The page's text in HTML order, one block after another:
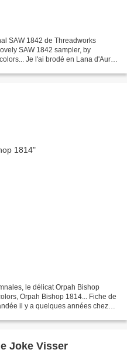
SAW 1842 de Threadworks
SAW 1842 sampler, by
Je l'ai brodé en Lana d'Aurifil
le délicat Orpah Bishop
Orpah Bishop 1814... Fiche de
il y a quelques années chez
Joke Visser